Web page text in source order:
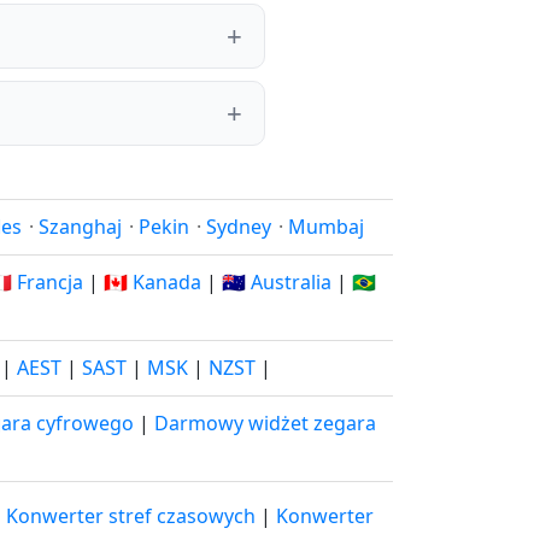
· Szanghaj · Pekin · Sydney · Mumbaj
Francja | 🇨🇦 Kanada | 🇦🇺 Australia | 🇧🇷
| AEST | SAST | MSK | NZST |
cyfrowego | Darmowy widżet zegara
Konwerter stref czasowych | Konwerter